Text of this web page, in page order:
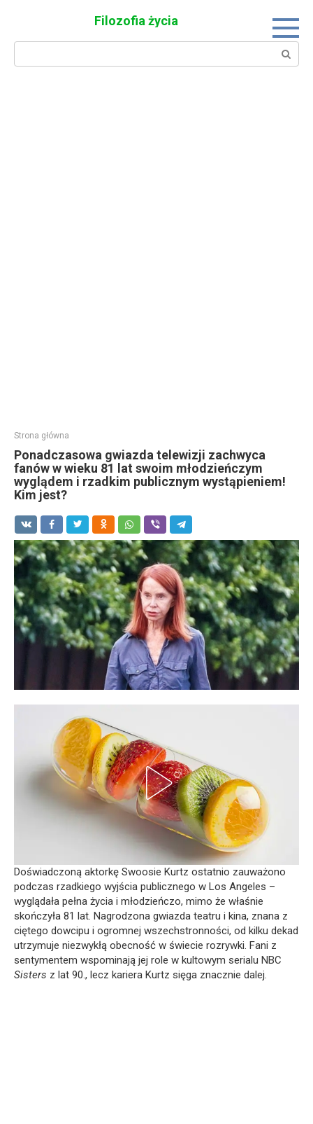
Filozofia życia
Search:
Strona główna
Ponadczasowa gwiazda telewizji zachwyca
fanów w wieku 81 lat swoim młodzieńczym
wyglądem i rzadkim publicznym wystąpieniem!
Kim jest?
Doświadczoną aktorkę Swoosie Kurtz ostatnio zauważono
podczas rzadkiego wyjścia publicznego w Los Angeles –
wyglądała pełna życia i młodzieńczo, mimo że właśnie
skończyła 81 lat. Nagrodzona gwiazda teatru i kina, znana z
ciętego dowcipu i ogromnej wszechstronności, od kilku dekad
utrzymuje niezwykłą obecność w świecie rozrywki. Fani z
sentymentem wspominają jej role w kultowym serialu NBC
Sisters z lat 90., lecz kariera Kurtz sięga znacznie dalej.